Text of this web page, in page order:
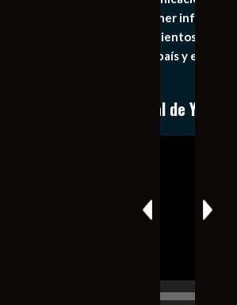
principal objetivo mantener informado
general de los acontecimientos mas
importantes de nuestro país y el
Conoce nuestro canal de YouTube